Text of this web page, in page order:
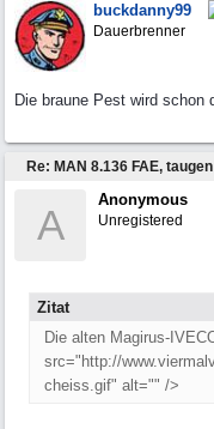
buckdanny99
Dauerbrenner
Die braune Pest wird schon
A
Anonymous
Unregistered
Zitat
Die alten Magirus-
src="http://
cheiss.gif" alt="" />